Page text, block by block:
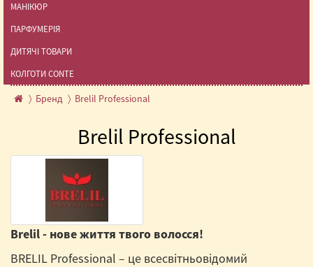
МАНІКЮР
ПАРФУМЕРІЯ
ДИТЯЧІ ТОВАРИ
КОЛГОТИ CONTE
Бренд Brelil Professional
Brelil Professional
Brelil - нове життя твого волосся!
BRELIL Professional – це всесвітньовідомий